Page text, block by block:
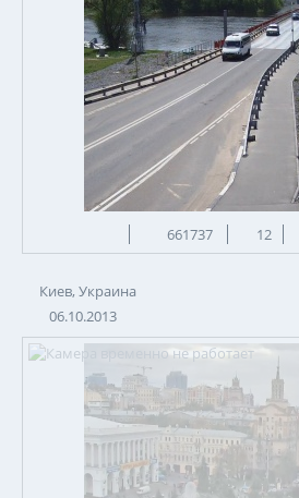
661737 12
Киев, Украина
06.10.2013